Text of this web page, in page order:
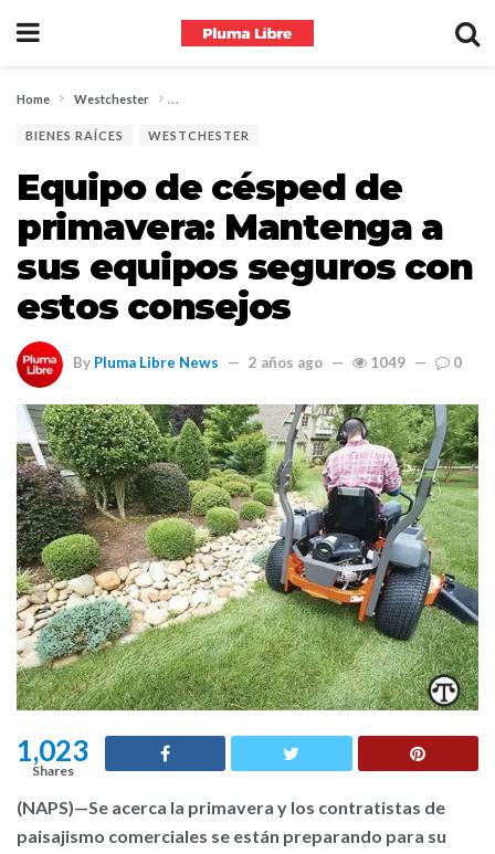
Home Westchester Equipo de césped de primavera: Mantenga a sus
BIENES RAÍCES WESTCHESTER
Equipo de césped de
primavera: Mantenga a
sus equipos seguros con
estos consejos
By Pluma Libre News 2 años ago 1049 0
1,023
Shares
(NAPS)—Se acerca la primavera y los contratistas de
paisajismo comerciales se están preparando para su